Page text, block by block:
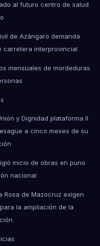
al futuro centro de salud
de Azángaro demanda
carretera interprovincial
mensuales de mordeduras
y Dignidad plataforma II
a cinco meses de su
inicio de obras en puno
nacional
Rosa de Mazocruz exigen
la ampliación de la